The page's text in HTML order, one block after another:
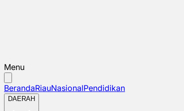
Menu
BerandaRiauNasionalPendidikan
DAERAH